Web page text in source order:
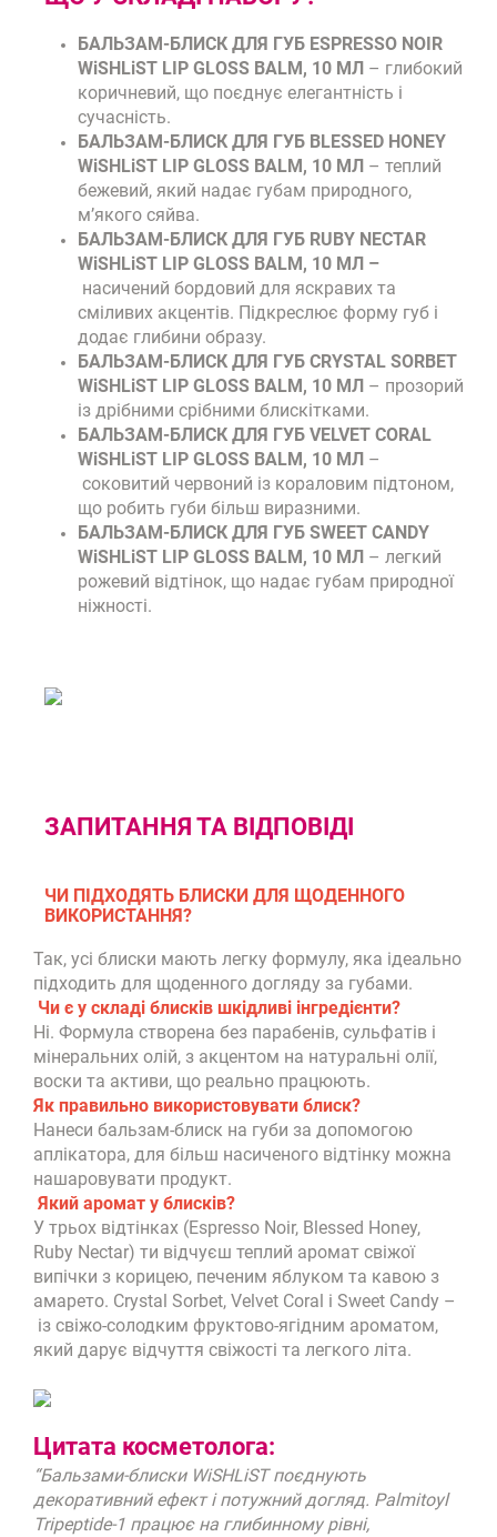
БАЛЬЗАМ-БЛИСК ДЛЯ ГУБ ESPRESSO NOIR
WiSHLiST LIP GLOSS BALM, 10 МЛ – глибокий
коричневий, що поєднує елегантність і
сучасність.
БАЛЬЗАМ-БЛИСК ДЛЯ ГУБ BLESSED HONEY
WiSHLiST LIP GLOSS BALM, 10 МЛ – теплий
бежевий, який надає губам природного,
м’якого сяйва.
БАЛЬЗАМ-БЛИСК ДЛЯ ГУБ RUBY NECTAR
WiSHLiST LIP GLOSS BALM, 10 МЛ –
насичений бордовий для яскравих та
сміливих акцентів. Підкреслює форму губ і
додає глибини образу.
БАЛЬЗАМ-БЛИСК ДЛЯ ГУБ CRYSTAL SORBET
WiSHLiST LIP GLOSS BALM, 10 МЛ – прозорий
із дрібними срібними блискітками.
БАЛЬЗАМ-БЛИСК ДЛЯ ГУБ VELVET CORAL
WiSHLiST LIP GLOSS BALM, 10 МЛ –
соковитий червоний із кораловим підтоном,
що робить губи більш виразними.
БАЛЬЗАМ-БЛИСК ДЛЯ ГУБ SWEET CANDY
WiSHLiST LIP GLOSS BALM, 10 МЛ – легкий
рожевий відтінок, що надає губам природної
ніжності.
ЗАПИТАННЯ ТА ВІДПОВІДІ
ЧИ ПІДХОДЯТЬ БЛИСКИ ДЛЯ ЩОДЕННОГО
ВИКОРИСТАННЯ?
Так, усі блиски мають легку формулу, яка ідеально
підходить для щоденного догляду за губами.
Чи є у складі блисків шкідливі інгредієнти?
Ні. Формула створена без парабенів, сульфатів і
мінеральних олій, з акцентом на натуральні олії,
воски та активи, що реально працюють.
Як правильно використовувати блиск?
Нанеси бальзам-блиск на губи за допомогою
аплікатора, для більш насиченого відтінку можна
нашаровувати продукт.
Який аромат у блисків?
У трьох відтінках (Espresso Noir, Blessed Honey,
Ruby Nectar) ти відчуєш теплий аромат свіжої
випічки з корицею, печеним яблуком та кавою з
амарето. Crystal Sorbet, Velvet Coral і Sweet Candy –
із свіжо-солодким фруктово-ягідним ароматом,
який дарує відчуття свіжості та легкого літа.
Цитата косметолога:
“Бальзами-блиски WiSHLiST поєднують
декоративний ефект і потужний догляд. Palmitoyl
Tripeptide-1 працює на глибинному рівні,